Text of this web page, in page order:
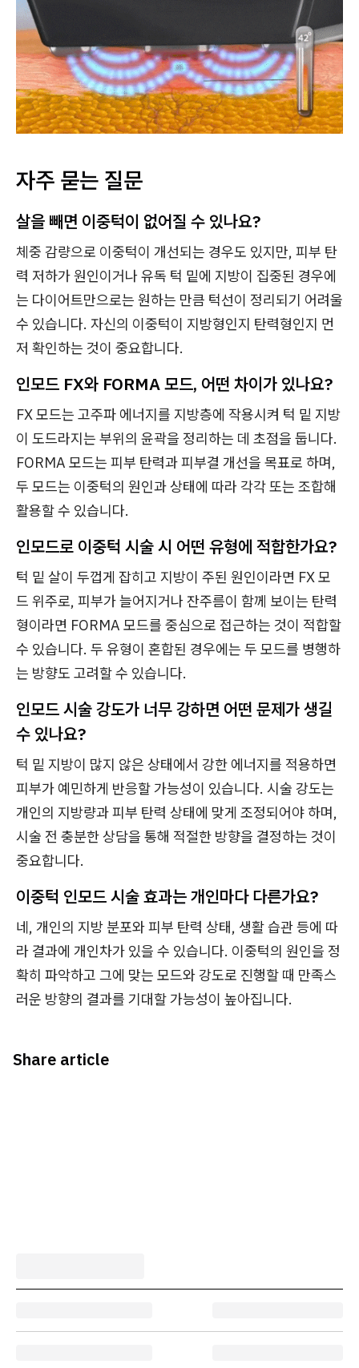
자주 묻는 질문
살을 빼면 이중턱이 없어질 수 있나요?
체중 감량으로 이중턱이 개선되는 경우도 있지만, 피부 탄
력 저하가 원인이거나 유독 턱 밑에 지방이 집중된 경우에
는 다이어트만으로는 원하는 만큼 턱선이 정리되기 어려울
수 있습니다. 자신의 이중턱이 지방형인지 탄력형인지 먼
저 확인하는 것이 중요합니다.
인모드 FX와 FORMA 모드, 어떤 차이가 있나요?
FX 모드는 고주파 에너지를 지방층에 작용시켜 턱 밑 지방
이 도드라지는 부위의 윤곽을 정리하는 데 초점을 둡니다.
FORMA 모드는 피부 탄력과 피부결 개선을 목표로 하며,
두 모드는 이중턱의 원인과 상태에 따라 각각 또는 조합해
활용할 수 있습니다.
인모드로 이중턱 시술 시 어떤 유형에 적합한가요?
턱 밑 살이 두껍게 잡히고 지방이 주된 원인이라면 FX 모
드 위주로, 피부가 늘어지거나 잔주름이 함께 보이는 탄력
형이라면 FORMA 모드를 중심으로 접근하는 것이 적합할
수 있습니다. 두 유형이 혼합된 경우에는 두 모드를 병행하
는 방향도 고려할 수 있습니다.
인모드 시술 강도가 너무 강하면 어떤 문제가 생길
수 있나요?
턱 밑 지방이 많지 않은 상태에서 강한 에너지를 적용하면
피부가 예민하게 반응할 가능성이 있습니다. 시술 강도는
개인의 지방량과 피부 탄력 상태에 맞게 조정되어야 하며,
시술 전 충분한 상담을 통해 적절한 방향을 결정하는 것이
중요합니다.
이중턱 인모드 시술 효과는 개인마다 다른가요?
네, 개인의 지방 분포와 피부 탄력 상태, 생활 습관 등에 따
라 결과에 개인차가 있을 수 있습니다. 이중턱의 원인을 정
확히 파악하고 그에 맞는 모드와 강도로 진행할 때 만족스
러운 방향의 결과를 기대할 가능성이 높아집니다.
Share article